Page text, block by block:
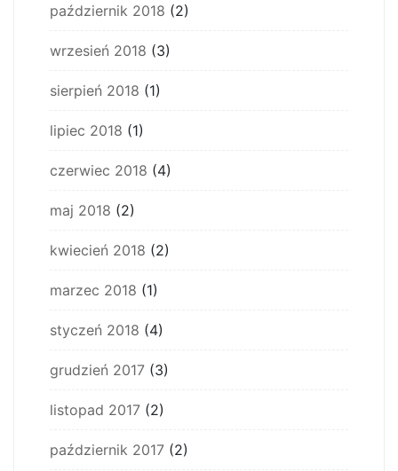
październik 2018 (2)
wrzesień 2018 (3)
sierpień 2018 (1)
lipiec 2018 (1)
czerwiec 2018 (4)
maj 2018 (2)
kwiecień 2018 (2)
marzec 2018 (1)
styczeń 2018 (4)
grudzień 2017 (3)
listopad 2017 (2)
październik 2017 (2)